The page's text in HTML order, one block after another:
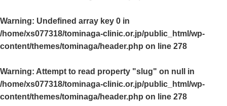
Warning: Undefined array key 0 in
/home/xs077318/tominaga-clinic.or.jp/public_html/wp-
content/themes/tominaga/header.php on line 278
Warning: Attempt to read property "slug" on null in
/home/xs077318/tominaga-clinic.or.jp/public_html/wp-
content/themes/tominaga/header.php on line 278